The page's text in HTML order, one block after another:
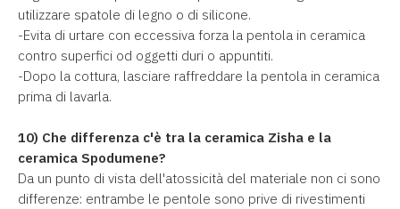
utilizzare spatole di legno o di silicone.
-Evita di urtare con eccessiva forza la pentola in ceramica
contro superfici od oggetti duri o appuntiti.
-Dopo la cottura, lasciare raffreddare la pentola in ceramica
prima di lavarla.
10) Che differenza c'è tra la ceramica Zisha e la
ceramica Spodumene?
Da un punto di vista dell'atossicità del materiale non ci sono
differenze: entrambe le pentole sono prive di rivestimenti